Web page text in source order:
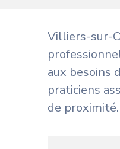
Villiers-sur-
aux besoins
praticiens
de proximité.